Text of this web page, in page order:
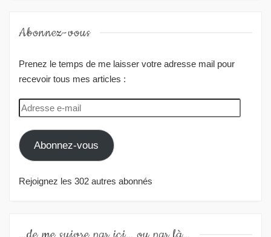
Abonnez-vous
Prenez le temps de me laisser votre adresse mail pour
recevoir tous mes articles :
Adresse
e-
mail
Abonnez-vous
Rejoignez les 302 autres abonnés